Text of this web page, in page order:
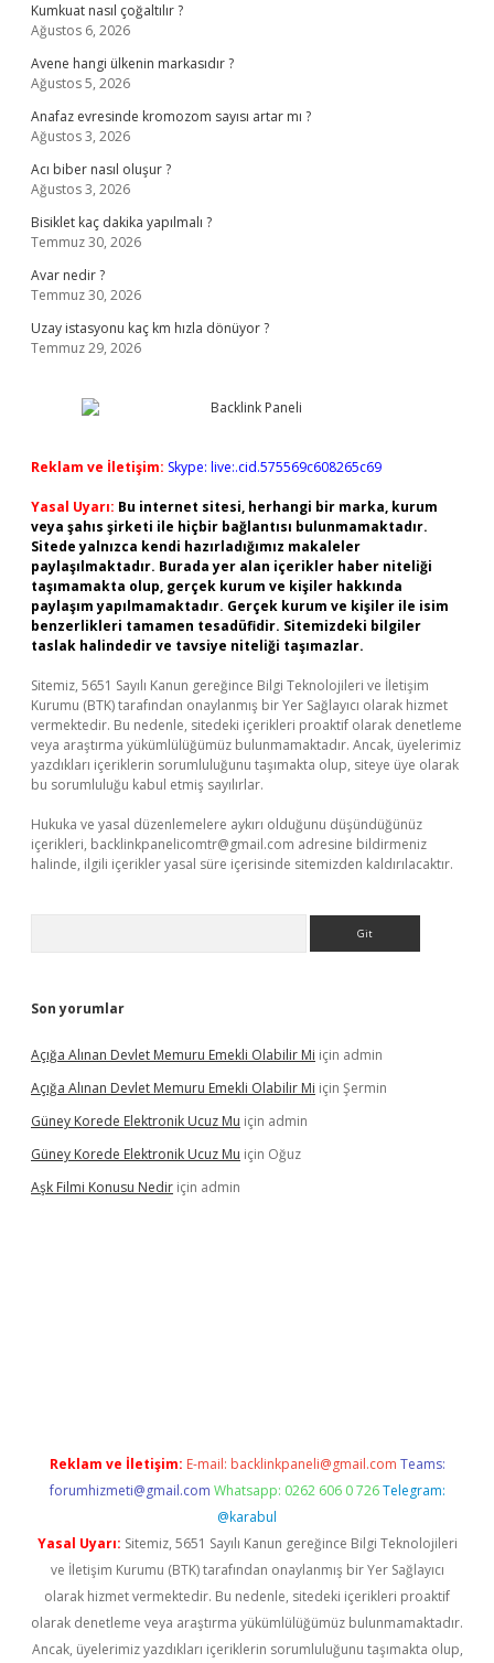
Kumkuat nasıl çoğaltılır ?
Ağustos 6, 2026
Avene hangi ülkenin markasıdır ?
Ağustos 5, 2026
Anafaz evresinde kromozom sayısı artar mı ?
Ağustos 3, 2026
Acı biber nasıl oluşur ?
Ağustos 3, 2026
Bisiklet kaç dakika yapılmalı ?
Temmuz 30, 2026
Avar nedir ?
Temmuz 30, 2026
Uzay istasyonu kaç km hızla dönüyor ?
Temmuz 29, 2026
Reklam ve İletişim: Skype: live:.cid.575569c608265c69
Yasal Uyarı: Bu internet sitesi, herhangi bir marka, kurum
veya şahıs şirketi ile hiçbir bağlantısı bulunmamaktadır.
Sitede yalnızca kendi hazırladığımız makaleler
paylaşılmaktadır. Burada yer alan içerikler haber niteliği
taşımamakta olup, gerçek kurum ve kişiler hakkında
paylaşım yapılmamaktadır. Gerçek kurum ve kişiler ile isim
benzerlikleri tamamen tesadüfidir. Sitemizdeki bilgiler
taslak halindedir ve tavsiye niteliği taşımazlar.
Sitemiz, 5651 Sayılı Kanun gereğince Bilgi Teknolojileri ve İletişim
Kurumu (BTK) tarafından onaylanmış bir Yer Sağlayıcı olarak hizmet
vermektedir. Bu nedenle, sitedeki içerikleri proaktif olarak denetleme
veya araştırma yükümlülüğümüz bulunmamaktadır. Ancak, üyelerimiz
yazdıkları içeriklerin sorumluluğunu taşımakta olup, siteye üye olarak
bu sorumluluğu kabul etmiş sayılırlar.
Hukuka ve yasal düzenlemelere aykırı olduğunu düşündüğünüz
içerikleri, backlinkpanelicomtr@gmail.com adresine bildirmeniz
halinde, ilgili içerikler yasal süre içerisinde sitemizden kaldırılacaktır.
Son yorumlar
Açığa Alınan Devlet Memuru Emekli Olabilir Mi için admin
Açığa Alınan Devlet Memuru Emekli Olabilir Mi için Şermin
Güney Korede Elektronik Ucuz Mu için admin
Güney Korede Elektronik Ucuz Mu için Oğuz
Aşk Filmi Konusu Nedir için admin
Reklam ve İletişim: E-mail: backlinkpaneli@gmail.com Teams:
forumhizmeti@gmail.com Whatsapp: 0262 606 0 726 Telegram:
@karabul
Yasal Uyarı: Sitemiz, 5651 Sayılı Kanun gereğince Bilgi Teknolojileri
ve İletişim Kurumu (BTK) tarafından onaylanmış bir Yer Sağlayıcı
olarak hizmet vermektedir. Bu nedenle, sitedeki içerikleri proaktif
olarak denetleme veya araştırma yükümlülüğümüz bulunmamaktadır.
Ancak, üyelerimiz yazdıkları içeriklerin sorumluluğunu taşımakta olup,